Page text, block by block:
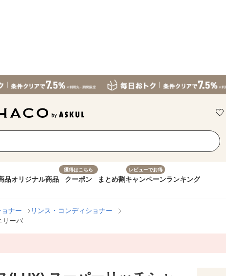
品オリジナル商品
獲得はこちら
クーポン まとめ割
レビューでお得
キャンペーンランキング
ナー
リンス・コンディショナー
リーバ